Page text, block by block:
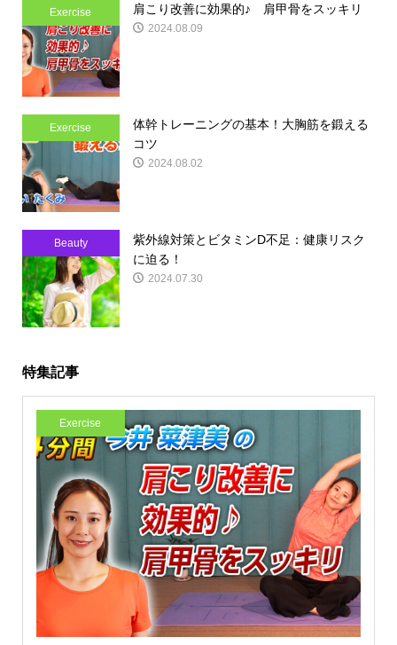
Exercise 肩こり改善に効果的♪ 肩甲骨をスッキリ
2024.08.09
Exercise
体幹トレーニングの基本！大胸筋を鍛える
コツ
2024.08.02
Beauty
紫外線対策とビタミンD不足：健康リスク
に迫る！
2024.07.30
特集記事
Exercise